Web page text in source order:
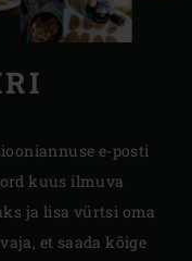
e-posti
kuus ilmuva
ja lisa vürtsi oma
et saada kõige